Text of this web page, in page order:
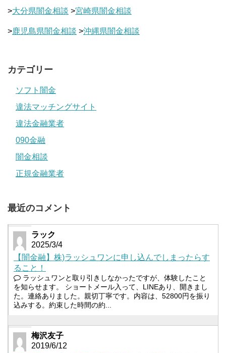
>大分県闇金相談 >宮崎県闇金相談
>鹿児島県闇金相談 >沖縄県闇金相談
カテゴリー
ソフト闇金
違法マッチングサイト
違法金融業者
090金融
闇金相談
正規金融業者
最近のコメント
ラック
2025/3/4
【闇金融】株)ラッシュワンに申し込んでしまったらす
ること！
ラッシュワンと取り引きしなかったですが、体験したこと
を知らせます。 ショートメール入って、LINEあり、開きまし
た。連絡ありました。親切丁寧です。内容は、52800円を振り
込みする。約束した時間の約...
梅沢友子
2019/6/12